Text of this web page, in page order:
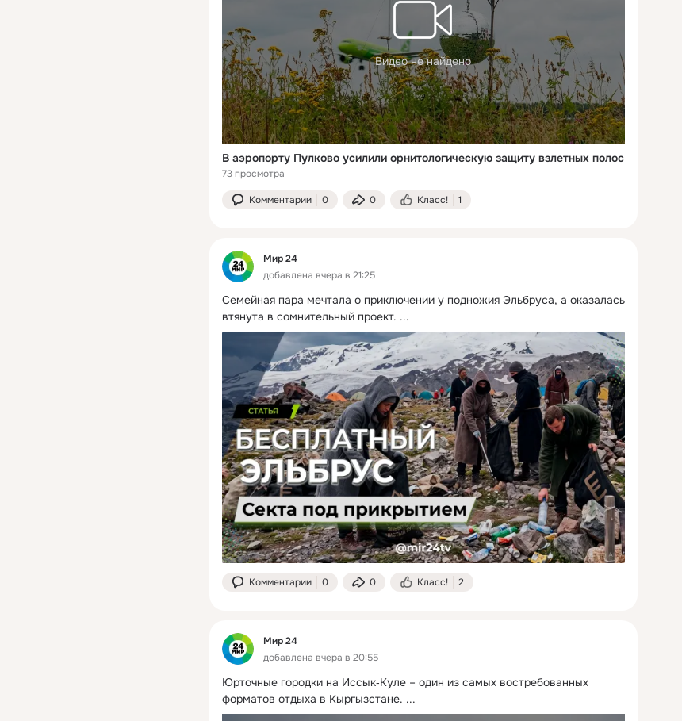
Видео не найдено
В аэропорту Пулково усилили орнитологическую защиту взлетных полос
73 просмотра
Комментарии 0 0 Класс! 1
Мир 24
добавлена вчера в 21:25
Семейная пара мечтала о приключении у подножия Эльбруса, а оказалась
втянута в сомнительный проект. ...
Комментарии 0 0 Класс! 2
Мир 24
добавлена вчера в 20:55
Юрточные городки на Иссык‑Куле – один из самых востребованных
форматов отдыха в Кыргызстане. ...